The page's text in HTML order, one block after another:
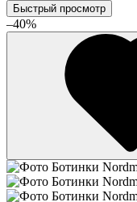
Быстрый просмотр
–40%